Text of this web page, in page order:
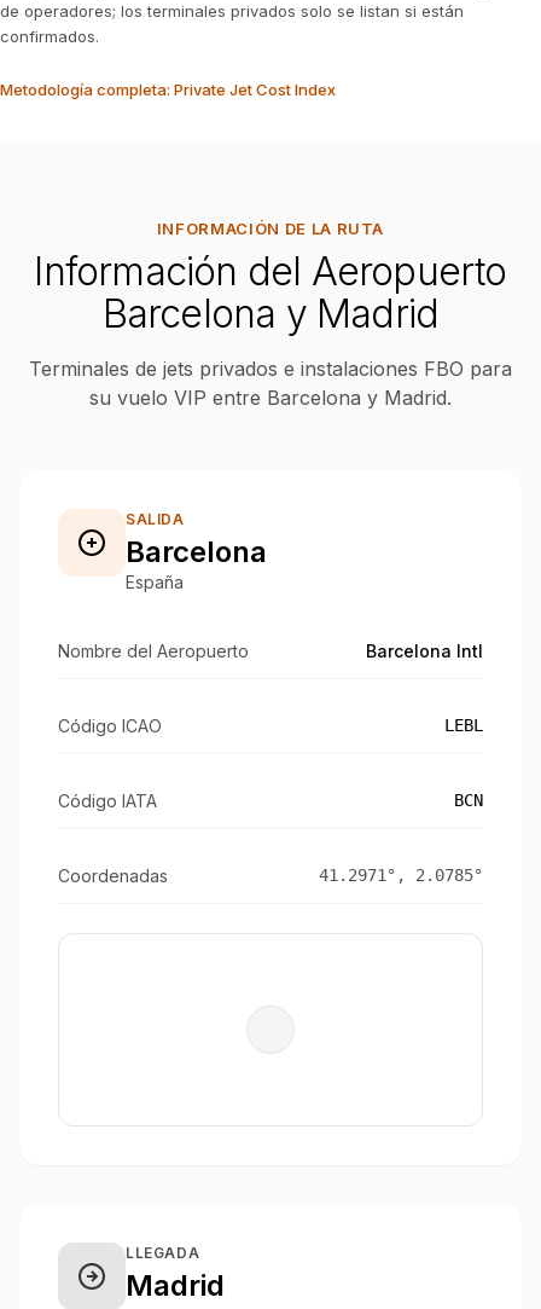
de operadores; los terminales privados solo se listan si están
confirmados.
Metodología completa: Private Jet Cost Index
INFORMACIÓN DE LA RUTA
Información del Aeropuerto
Barcelona y Madrid
Terminales de jets privados e instalaciones FBO para
su vuelo VIP entre Barcelona y Madrid.
SALIDA
Barcelona
España
Nombre del Aeropuerto Barcelona Intl
Código ICAO LEBL
Código IATA BCN
Coordenadas 41.2971 °, 2.0785°
LLEGADA
Madrid